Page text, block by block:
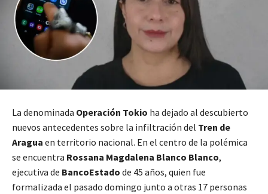
La denominada Operación Tokio ha dejado al descubierto
nuevos antecedentes sobre la infiltración del Tren de
Aragua en territorio nacional. En el centro de la polémica
se encuentra Rossana Magdalena Blanco Blanco,
ejecutiva de BancoEstado de 45 años, quien fue
formalizada el pasado domingo junto a otras 17 personas